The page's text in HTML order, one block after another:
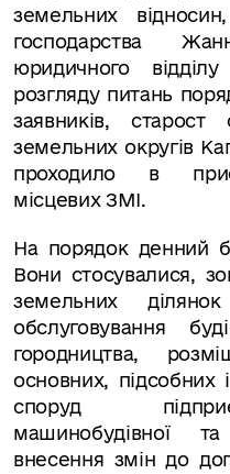
земельних
господарства
юридичного
розгляду питань
заявників, старост
земельних округів
проходило в
місцевих ЗМІ.
На порядок денний
Вони стосувалися,
земельних
обслуговування
городництва,
основних, підсобних
споруд
машинобудівної
внесення змін до